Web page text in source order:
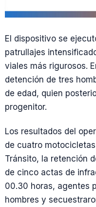
El dispositivo se
patrullajes
viales más rigurosos.
detención de tres
de edad, quien
progenitor.
Los resultados del
de cuatro
Tránsito, la retención
de cinco actas de
00.30 horas, agentes
hombres y